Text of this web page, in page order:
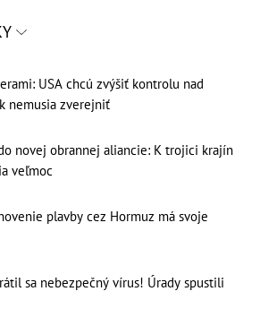
USA chcú zvýšiť kontrolu nad
nemusia zverejniť
novej obrannej aliancie: K trojici krajín
veľmoc
plavby cez Hormuz má svoje
sa nebezpečný vírus! Úrady spustili